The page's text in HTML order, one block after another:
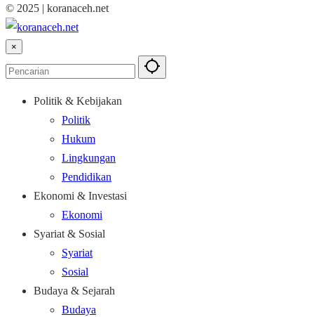
© 2025 | koranaceh.net
×
Politik & Kebijakan
Politik
Hukum
Lingkungan
Pendidikan
Ekonomi & Investasi
Ekonomi
Syariat & Sosial
Syariat
Sosial
Budaya & Sejarah
Budaya